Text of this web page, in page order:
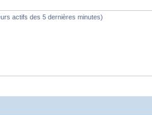
actifs des 5 dernières minutes)